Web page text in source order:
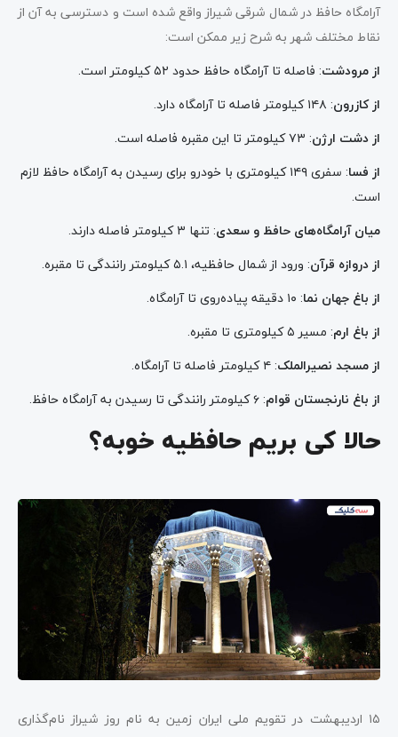
آرامگاه حافظ در شمال شرقی شیراز واقع شده است و دسترسی به آن از
نقاط مختلف شهر به شرح زیر ممکن است:
از مرودشت: فاصله تا آرامگاه حافظ حدود ۵۲ کیلومتر است.
از کازرون: ۱۴۸ کیلومتر فاصله تا آرامگاه دارد.
از دشت ارژن: ۷۳ کیلومتر تا این مقبره فاصله است.
از فسا
: سفری ۱۴۹ کیلومتری با خودرو برای رسیدن به آرامگاه حافظ لازم
است.
میان آرامگاه‌های حافظ و سعدی: تنها ۳ کیلومتر فاصله دارند.
از دروازه قرآن: ورود از شمال حافظیه، ۵.۱ کیلومتر رانندگی تا مقبره.
از باغ جهان نما: ۱۰ دقیقه پیاده‌روی تا آرامگاه.
از باغ ارم: مسیر ۵ کیلومتری تا مقبره.
از مسجد نصیرالملک: ۴ کیلومتر فاصله تا آرامگاه.
از باغ نارنجستان قوام: ۶ کیلومتر رانندگی تا رسیدن به آرامگاه حافظ.
حالا کی بریم حافظیه خوبه؟
۱۵ اردیبهشت در تقویم ملی ایران زمین به نام روز شیراز نام‌گذاری